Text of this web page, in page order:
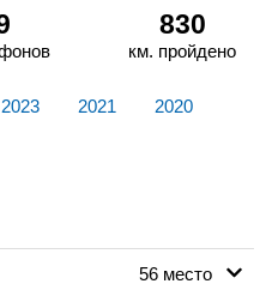
830
км. пройдено
2023 2021 2020
56 место